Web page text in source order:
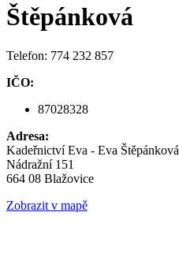
Štěpánková
Telefon: 774 232 857
IČO:
87028328
Adresa:
Kadeřnictví Eva - Eva Štěpánková
Nádražní 151
664 08 Blažovice
Zobrazit v mapě